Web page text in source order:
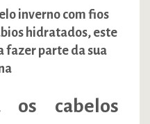
inverno com fios
hidratados, este
fazer parte da sua
os cabelos